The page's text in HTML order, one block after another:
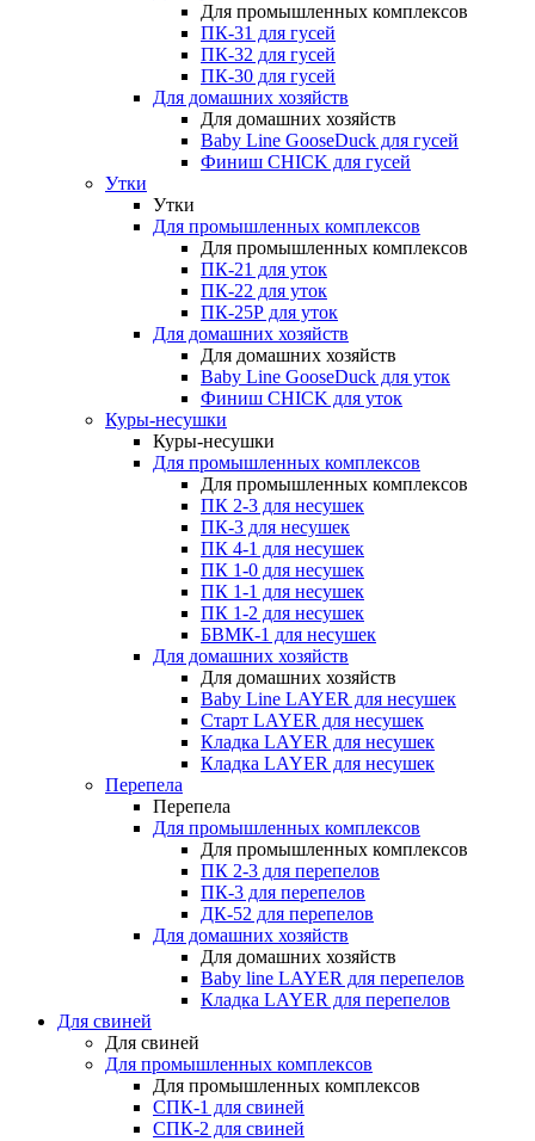
Для промышленных комплексов
ПК-31 для гусей
ПК-32 для гусей
ПК-30 для гусей
Для домашних хозяйств
Для домашних хозяйств
Baby Line GooseDuck для гусей
Финиш CHICK для гусей
Утки
Утки
Для промышленных комплексов
Для промышленных комплексов
ПК-21 для уток
ПК-22 для уток
ПК-25Р для уток
Для домашних хозяйств
Для домашних хозяйств
Baby Line GooseDuck для уток
Финиш CHICK для уток
Куры-несушки
Куры-несушки
Для промышленных комплексов
Для промышленных комплексов
ПК 2-3 для несушек
ПК-3 для несушек
ПК 4-1 для несушек
ПК 1-0 для несушек
ПК 1-1 для несушек
ПК 1-2 для несушек
БВМК-1 для несушек
Для домашних хозяйств
Для домашних хозяйств
Baby Line LAYER для несушек
Старт LAYER для несушек
Кладка LAYER для несушек
Кладка LAYER для несушек
Перепела
Перепела
Для промышленных комплексов
Для промышленных комплексов
ПК 2-3 для перепелов
ПК-3 для перепелов
ДК-52 для перепелов
Для домашних хозяйств
Для домашних хозяйств
Baby line LAYER для перепелов
Кладка LAYER для перепелов
Для свиней
Для свиней
Для промышленных комплексов
Для промышленных комплексов
СПК-1 для свиней
СПК-2 для свиней